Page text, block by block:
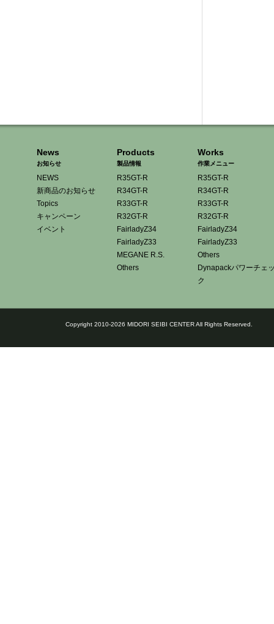
News
お知らせ
NEWS
新商品のお知らせ
Topics
キャンペーン
イベント
Products
製品情報
R35GT-R
R34GT-R
R33GT-R
R32GT-R
FairladyZ34
FairladyZ33
MEGANE R.S.
Others
Works
作業メニュー
R35GT-R
R34GT-R
R33GT-R
R32GT-R
FairladyZ34
FairladyZ33
Others
Dynapackパワーチェ
ク
Copyright 2010-2026 MIDORI SEIBI CENTER All Rights Reserved.